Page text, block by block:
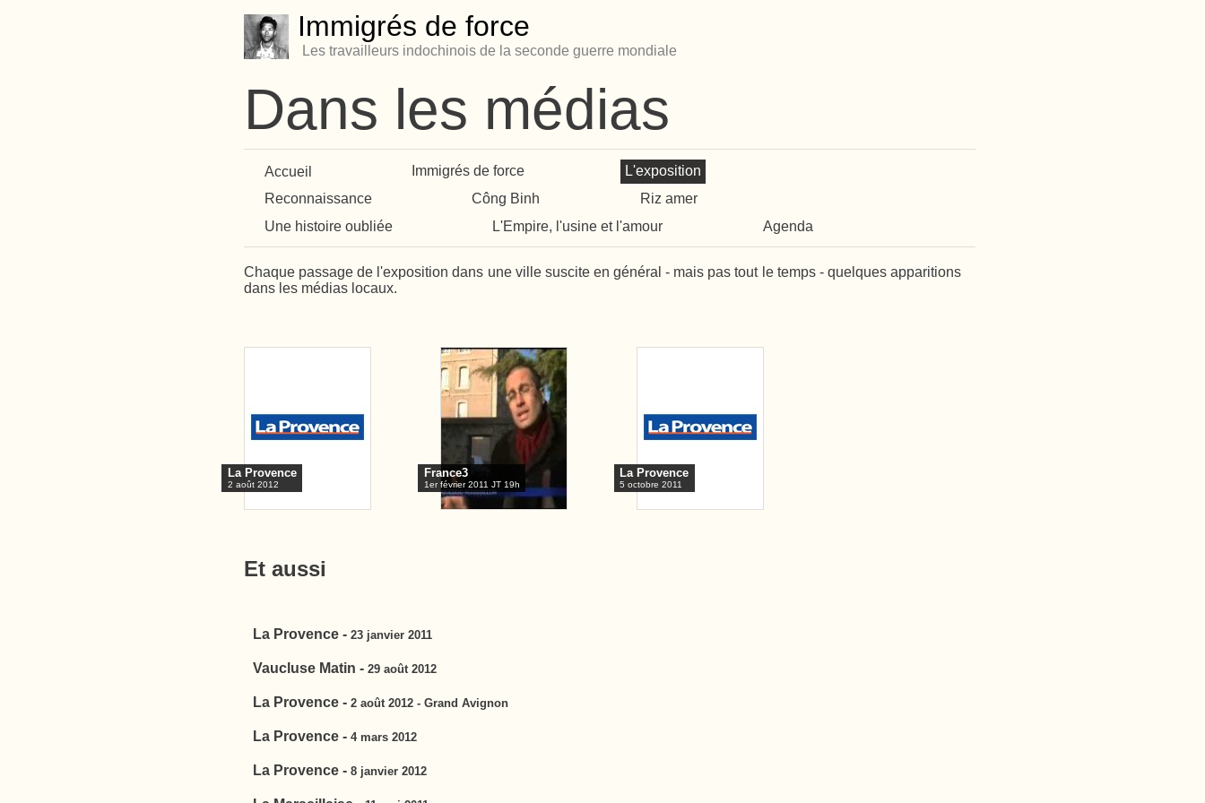
Immigrés de force
Les travailleurs indochinois de la seconde guerre mondiale
Dans les médias
Accueil Immigrés de force
L'exposition
Reconnaissance
Công Binh
Riz amer
Une histoire oubliée
L'Empire, l'usine et l'amour Agenda
Chaque passage de l'exposition dans une ville suscite en général - mais pas tout le temps - quelques apparitions
dans les médias locaux.
La Provence
2 août 2012
France3
1er février 2011 JT 19h
La Provence
5 octobre 2011
Et aussi
La Provence - 23 janvier 2011
Vaucluse Matin - 29 août 2012
La Provence - 2 août 2012 - Grand Avignon
La Provence - 4 mars 2012
La Provence - 8 janvier 2012